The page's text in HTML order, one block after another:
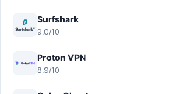
Surfshark
9,0/10
Proton VPN
8,9/10